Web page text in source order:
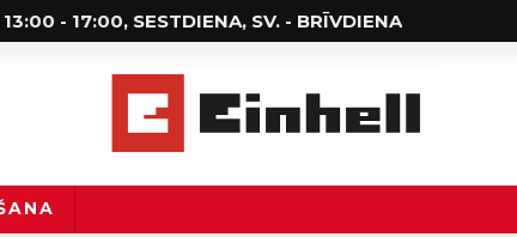
- 17:00, SESTDIENA, SV. - BRĪVDIENA